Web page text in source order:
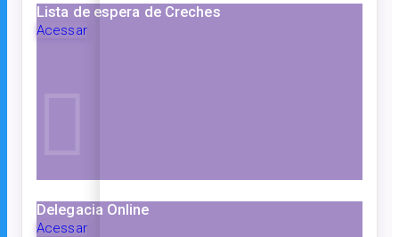
Lista de espera de Creches
Acessar
Delegacia Online
Acessar